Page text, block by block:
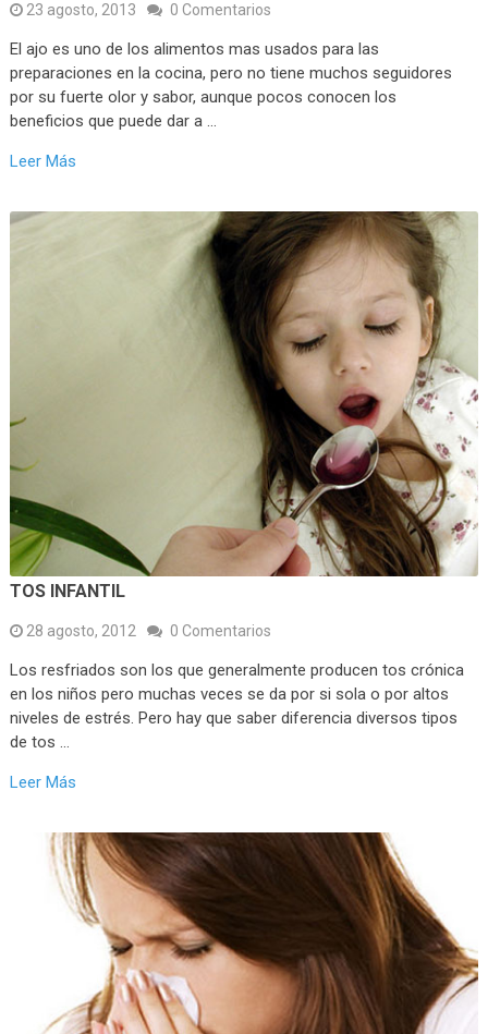
23 agosto, 2013 0 Comentarios
El ajo es uno de los alimentos mas usados para las
preparaciones en la cocina, pero no tiene muchos seguidores
por su fuerte olor y sabor, aunque pocos conocen los
beneficios que puede dar a …
Leer Más
TOS INFANTIL
28 agosto, 2012 0 Comentarios
Los resfriados son los que generalmente producen tos crónica
en los niños pero muchas veces se da por si sola o por altos
niveles de estrés. Pero hay que saber diferencia diversos tipos
de tos …
Leer Más